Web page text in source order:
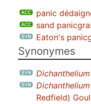
panic
sand
Eaton's
Synonymes
Redfield)